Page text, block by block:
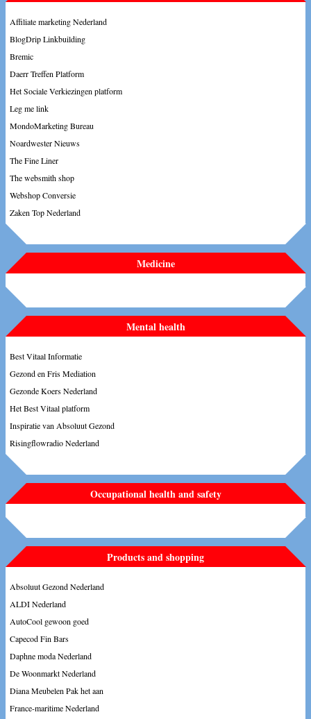
Affiliate marketing Nederland
BlogDrip Linkbuilding
Bremic
Daerr Treffen Platform
Het Sociale Verkiezingen platform
Leg me link
MondoMarketing Bureau
Noardwester Nieuws
The Fine Liner
The websmith shop
Webshop Conversie
Zaken Top Nederland
Medicine
Mental health
Best Vitaal Informatie
Gezond en Fris Mediation
Gezonde Koers Nederland
Het Best Vitaal platform
Inspiratie van Absoluut Gezond
Risingflowradio Nederland
Occupational health and safety
Products and shopping
Absoluut Gezond Nederland
ALDI Nederland
AutoCool gewoon goed
Capecod Fin Bars
Daphne moda Nederland
De Woonmarkt Nederland
Diana Meubelen Pak het aan
France-maritime Nederland